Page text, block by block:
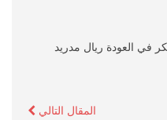
في العودة ريال مدريد
المقال التالي